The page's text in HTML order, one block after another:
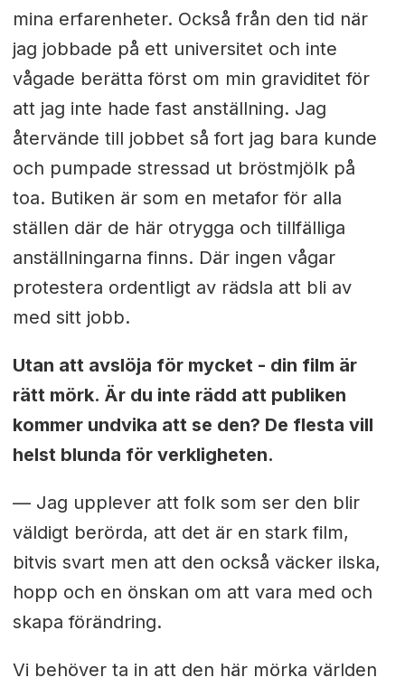
mina erfarenheter. Också från den tid när
jag jobbade på ett universitet och inte
vågade berätta först om min graviditet för
att jag inte hade fast anställning. Jag
återvände till jobbet så fort jag bara kunde
och pumpade stressad ut bröstmjölk på
toa. Butiken är som en metafor för alla
ställen där de här otrygga och tillfälliga
anställningarna finns. Där ingen vågar
protestera ordentligt av rädsla att bli av
med sitt jobb.
Utan att avslöja för mycket - din film är
rätt mörk. Är du inte rädd att publiken
kommer undvika att se den? De flesta vill
helst blunda för verkligheten.
— Jag upplever att folk som ser den blir
väldigt berörda, att det är en stark film,
bitvis svart men att den också väcker ilska,
hopp och en önskan om att vara med och
skapa förändring.
Vi behöver ta in att den här mörka världen